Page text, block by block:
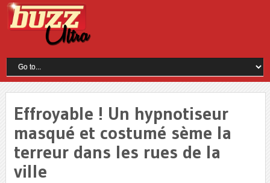
Effroyable ! Un hypnotiseur
masqué et costumé sème la
terreur dans les rues de la
ville